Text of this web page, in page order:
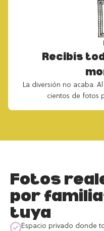
Recibís
La diversión no acaba.
cientos de fotos
Fotos
por
tuya
Espacio privado donde